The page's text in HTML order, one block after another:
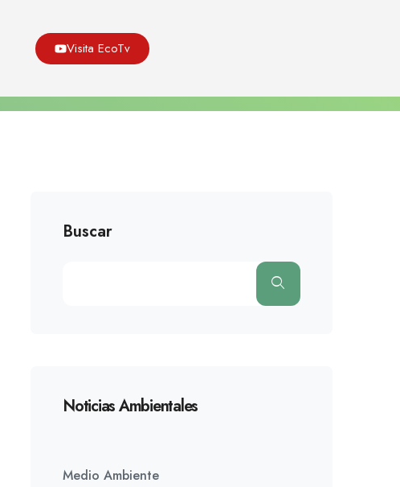
Visita EcoTv
Hornos, Un Proyecto Para Convertirlo En Centro De Turismo
Buscar
Noticias Ambientales
Medio Ambiente